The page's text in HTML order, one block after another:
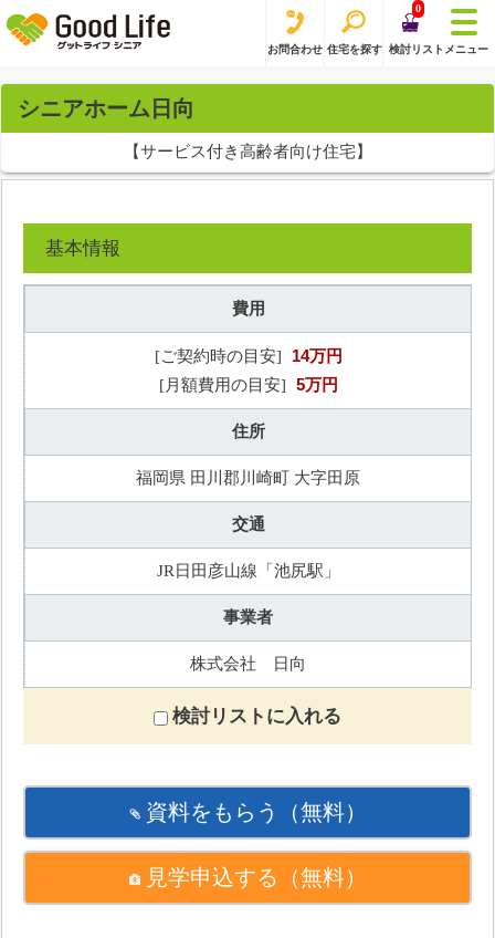
お問合わせ 住宅を探す
0
検討リスト メニュー
シニアホーム日向
【サービス付き高齢者向け住宅】
基本情報
費用
[ご契約時の目安] 14万円
[月額費用の目安] 5万円
住所
福岡県 田川郡川崎町 大字田原
交通
JR日田彦山線「池尻駅」
事業者
株式会社 日向
検討リストに入れる
資料をもらう （無料）
見学申込する （無料）